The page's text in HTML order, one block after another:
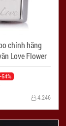
chính hãng
Love Flower
-54%
4.246